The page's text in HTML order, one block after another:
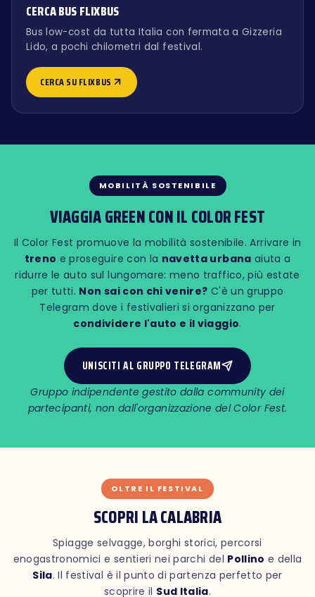
CERCA BUS FLIXBUS
Bus low-cost da tutta Italia con fermata a Gizzeria
Lido, a pochi chilometri dal festival.
CERCA SU FLIXBUS
MOBILITÀ SOSTENIBILE
VIAGGIA GREEN CON IL COLOR FEST
Il Color Fest promuove la mobilità sostenibile. Arrivare in
treno e proseguire con la navetta urbana aiuta a
ridurre le auto sul lungomare: meno traffico, più estate
per tutti. Non sai con chi venire? C'è un gruppo
Telegram dove i festivalieri si organizzano per
condividere l'auto e il viaggio.
UNISCITI AL GRUPPO TELEGRAM
Gruppo indipendente gestito dalla community dei
partecipanti, non dall'organizzazione del Color Fest.
OLTRE IL FESTIVAL
SCOPRI LA CALABRIA
Spiagge selvagge, borghi storici, percorsi
enogastronomici e sentieri nei parchi del Pollino e della
Sila. Il festival è il punto di partenza perfetto per
scoprire il Sud Italia.